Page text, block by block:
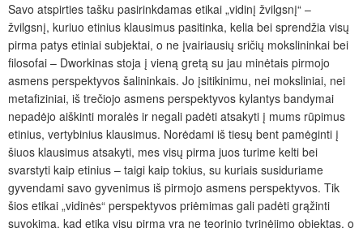
Savo atspirties tašku pasirinkdamas etikai „vidinį žvilgsnį“ –
žvilgsnį, kuriuo etinius klausimus pasitinka, kelia bei sprendžia visų
pirma patys etiniai subjektai, o ne įvairiausių sričių mokslininkai bei
filosofai – Dworkinas stoja į vieną gretą su jau minėtais pirmojo
asmens perspektyvos šalininkais. Jo įsitikinimu, nei moksliniai, nei
metafiziniai, iš trečiojo asmens perspektyvos kylantys bandymai
nepadėjo aiškinti moralės ir negali padėti atsakyti į mums rūpimus
etinius, vertybinius klausimus. Norėdami iš tiesų bent pamėginti į
šiuos klausimus atsakyti, mes visų pirma juos turime kelti bei
svarstyti kaip etinius – taigi kaip tokius, su kuriais susiduriame
gyvendami savo gyvenimus iš pirmojo asmens perspektyvos. Tik
šios etikai „vidinės“ perspektyvos priėmimas gali padėti grąžinti
suvokimą, kad etika visų pirma yra ne teorinio tyrinėjimo objektas, o